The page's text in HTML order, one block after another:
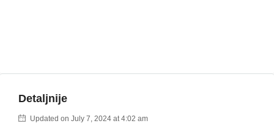
Detaljnije
Updated on July 7, 2024 at 4:02 am